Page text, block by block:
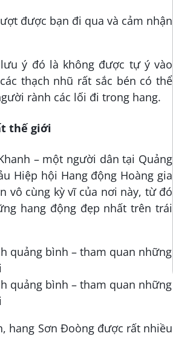
được bạn đi qua và cảm nhận
ý đó là không được tự ý vào
thạch nhũ rất sắc bén có thể
rành các lối đi trong hang.
thế giới
– một người dân tại Quảng
Hiệp hội Hang động Hoàng gia
vô cùng kỳ vĩ của nơi này, từ đó
hang động đẹp nhất trên trái
hang Sơn Đoòng được rất nhiều